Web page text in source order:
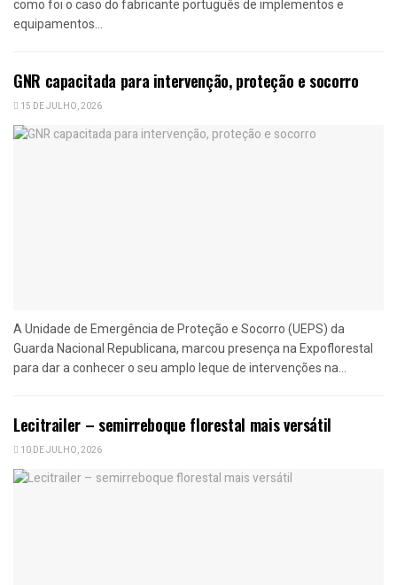
como foi o caso do fabricante português de implementos e
equipamentos...
GNR capacitada para intervenção, proteção e socorro
15 DE JULHO, 2026
A Unidade de Emergência de Proteção e Socorro (UEPS) da
Guarda Nacional Republicana, marcou presença na Expoflorestal
para dar a conhecer o seu amplo leque de intervenções na...
Lecitrailer – semirreboque florestal mais versátil
10 DE JULHO, 2026